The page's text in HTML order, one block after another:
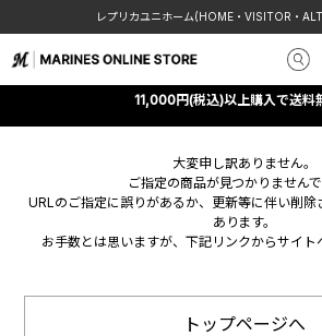
レプリカユニホーム(HOME・VISITOR・
11,000円(税込)以上購入で送料
大変申し訳ありません。
ご指定の商品が見つかりませんで
URLのご指定に誤りがあるか、更新等に伴い削
あります。
お手数とは思いますが、下記リンクからサイト
トップページへ